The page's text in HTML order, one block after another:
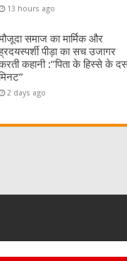
13 hours ago
समाज का मार्मिक और
पीड़ा का सच उजागर
कहानी :”पिता के हिस्से के
2 days ago